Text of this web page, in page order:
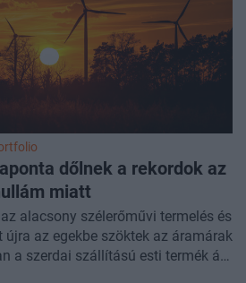
dőlnek a rekordok az
miatt
alacsony szélerőművi termelés és
az egekbe szöktek az áramárak
a szerdai szállítású esti termék ára